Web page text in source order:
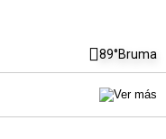
89°Bruma